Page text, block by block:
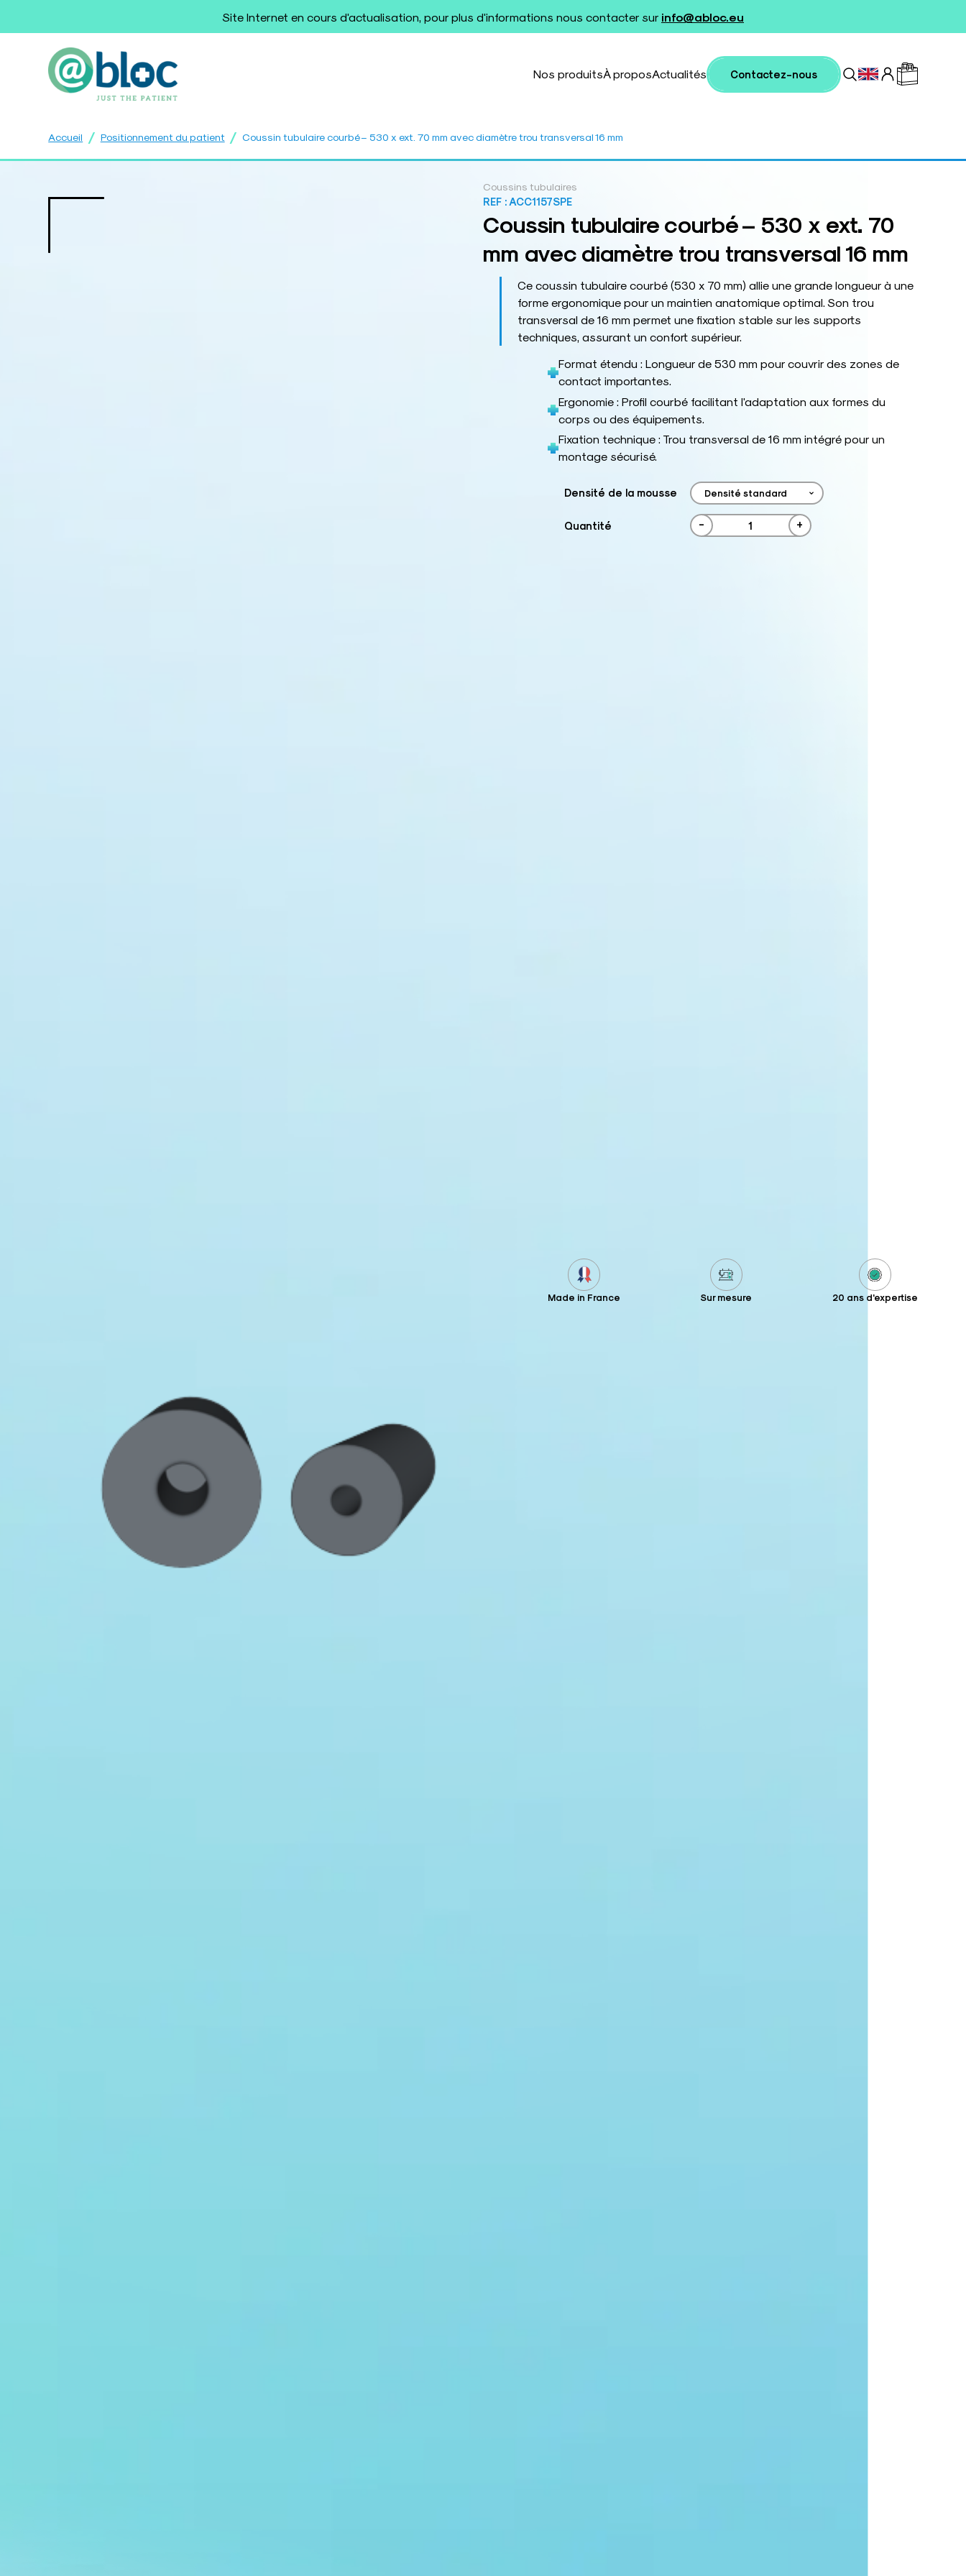
Site Internet en cours d'actualisation, pour plus d'informations nous contacter sur info@abloc.eu
Nos produitsÀ proposActualités Contactez-nous
Accueil / Positionnement du patient / Coussin tubulaire courbé – 530 x ext. 70 mm avec diamètre trou transversal 16 mm
Coussins tubulaires
REF : ACC1157SPE
Coussin tubulaire courbé – 530 x ext. 70
mm avec diamètre trou transversal 16 mm
Ce coussin tubulaire courbé (530 x 70 mm) allie une grande longueur à une
forme ergonomique pour un maintien anatomique optimal. Son trou
transversal de 16 mm permet une fixation stable sur les supports
techniques, assurant un confort supérieur.
Format étendu : Longueur de 530 mm pour couvrir des zones de
contact importantes.
Ergonomie : Profil courbé facilitant l'adaptation aux formes du
corps ou des équipements.
Fixation technique : Trou transversal de 16 mm intégré pour un
montage sécurisé.
Densité de la mousse
Quantité - +
Made in France Sur mesure 20 ans d'expertise